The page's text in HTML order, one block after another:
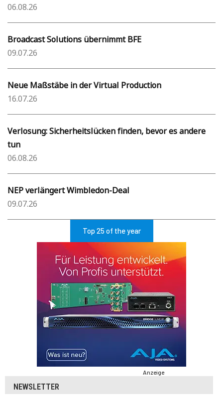
06.08.26
Broadcast Solutions übernimmt BFE
09.07.26
Neue Maßstäbe in der Virtual Production
16.07.26
Verlosung: Sicherheitslücken finden, bevor es andere
tun
06.08.26
NEP verlängert Wimbledon-Deal
09.07.26
Top 25 of the year
Anzeige
NEWSLETTER